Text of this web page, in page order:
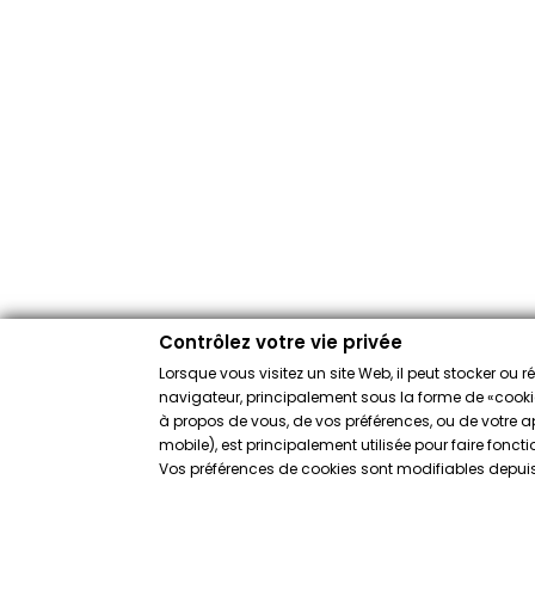
Contrôlez votre vie privée
Lorsque vous visitez un site Web, il peut stocker ou
navigateur, principalement sous la forme de
à propos de vous, de vos préférences, ou de votre
mobile), est principalement utilisée pour faire
Vos préférences de cookies sont modifiables